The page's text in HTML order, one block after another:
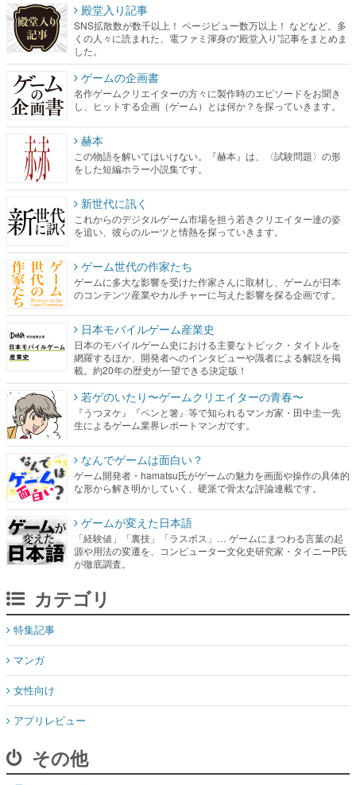
殿堂入り記事
SNS拡散数が数千以上！ ページビュー数万以上！ などなど。多
くの人々に読まれた、電ファミ渾身の“殿堂入り”記事をまとめま
した。
ゲームの企画書
名作ゲームクリエイターの方々に製作時のエピソードをお聞き
し、ヒットする企画（ゲーム）とは何か？を探っていきます。
赫本
この物語を解いてはいけない。『赫本』は、〈試験問題〉の形
をした短編ホラー小説集です。
新世代に訊く
これからのデジタルゲーム市場を担う若きクリエイター達の姿
を追い、彼らのルーツと情熱を探っていきます。
ゲーム世代の作家たち
ゲームに多大な影響を受けた作家さんに取材し、ゲームが日本
のコンテンツ産業やカルチャーに与えた影響を探る企画です。
日本モバイルゲーム産業史
日本のモバイルゲーム史における主要なトピック・タイトルを
網羅するほか、開発者へのインタビューや識者による解説を掲
載。約20年の歴史が一望できる決定版！
若ゲのいたり〜ゲームクリエイターの青春〜
『うつヌケ』『ペンと箸』等で知られるマンガ家・田中圭一先
生によるゲーム業界レポートマンガです。
なんでゲームは面白い？
ゲーム開発者・hamatsu氏がゲームの魅力を画面や操作の具体的
な形から解き明かしていく、硬派で骨太な評論連載です。
ゲームが変えた日本語
「経験値」「裏技」「ラスボス」… ゲームにまつわる言葉の起
源や用法の変遷を、コンピューター文化史研究家・タイニーP氏
が徹底調査。
カテゴリ
特集記事
マンガ
女性向け
アプリレビュー
その他